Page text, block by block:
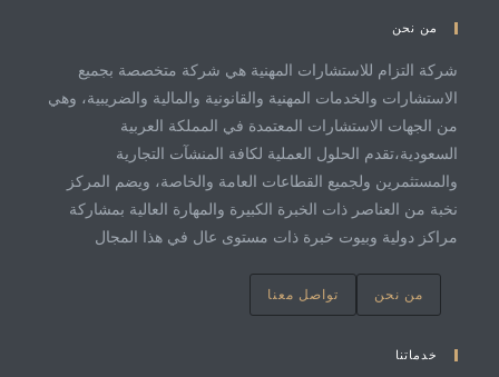
من نحن
شركة التزام للاستشارات المهنية هي شركة متخصصة بجميع
الاستشارات والخدمات المهنية والقانونية والمالية والضريبية، وهي
من الجهات الاستشارات المعتمدة في المملكة العربية
السعودية،تقدم الحلول العملية لكافة المنشآت التجارية
والمستثمرين ولجميع القطاعات العامة والخاصة، ويضم المركز
نخبة من العناصر ذات الخبرة الكبيرة والمهارة العالية بمشاركة
مراكز دولية وبيوت خبرة ذات مستوى عال في هذا المجال
من نحن تواصل معنا
خدماتنا